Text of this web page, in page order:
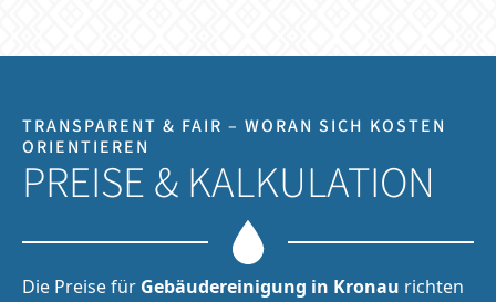
TRANSPARENT & FAIR – WORAN SICH KOSTEN
ORIENTIEREN
PREISE & KALKULATION
Die Preise für Gebäudereinigung in Kronau richten